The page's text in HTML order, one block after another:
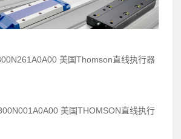
美国Thomson直线执行器
美国THOMSON直线执行